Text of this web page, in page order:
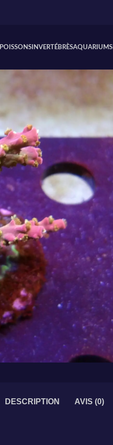
POISSONS INVERTÉBRÈSAQUARIUMS
DESCRIPTION AVIS (0)